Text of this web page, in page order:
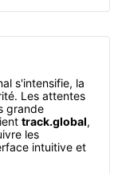
s'intensifie, la
Les attentes
grande
track.global,
les
intuitive et